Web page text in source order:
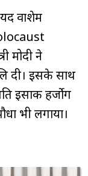
यद वाशेम
मोदी ने
दी। इसके साथ
इसाक हर्जोग
भी लगाया।